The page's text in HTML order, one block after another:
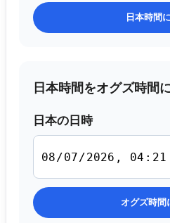
日本時間
日本時間をオグズ時間
日本の日時
オグズ時間